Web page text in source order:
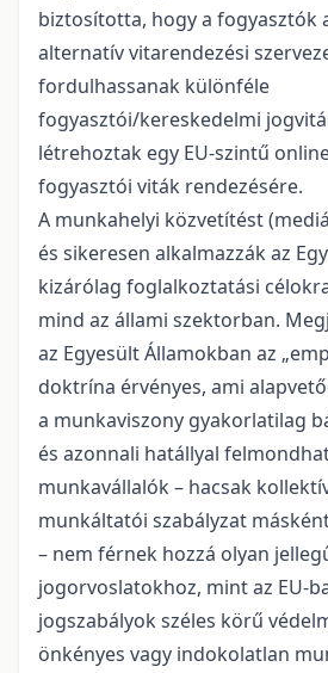
biztosította, hogy a fogyasztók
alternatív vitarendezési
fordulhassanak különféle
fogyasztói/kereskedelmi
létrehoztak egy EU-szintű
fogyasztói viták rendezésére.
A munkahelyi közvetítést
és sikeresen alkalmazzák az
kizárólag foglalkoztatási
mind az állami szektorban.
az Egyesült Államokban az
doktrína érvényes, ami
a munkaviszony gyakorlatilag
és azonnali hatállyal
munkavállalók – hacsak
munkáltatói szabályzat
– nem férnek hozzá olyan
jogorvoslatokhoz, mint az EU-
jogszabályok széles körű
önkényes vagy indokolatlan